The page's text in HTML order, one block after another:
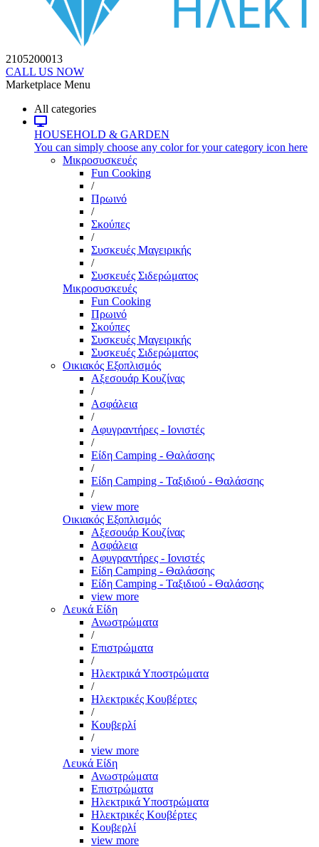
2105200013
CALL US NOW
Marketplace Menu
All categories
HOUSEHOLD & GARDEN
You can simply choose any color for your category icon here
Μικροσυσκευές
Fun Cooking
/
Πρωινό
/
Σκούπες
/
Συσκευές Μαγειρικής
/
Συσκευές Σιδερώματος
Μικροσυσκευές
Fun Cooking
Πρωινό
Σκούπες
Συσκευές Μαγειρικής
Συσκευές Σιδερώματος
Οικιακός Εξοπλισμός
Αξεσουάρ Κουζίνας
/
Ασφάλεια
/
Αφυγραντήρες - Ιονιστές
/
Είδη Camping - Θαλάσσης
/
Είδη Camping - Ταξιδιού - Θαλάσσης
/
view more
Οικιακός Εξοπλισμός
Αξεσουάρ Κουζίνας
Ασφάλεια
Αφυγραντήρες - Ιονιστές
Είδη Camping - Θαλάσσης
Είδη Camping - Ταξιδιού - Θαλάσσης
view more
Λευκά Είδη
Ανωστρώματα
/
Επιστρώματα
/
Ηλεκτρικά Υποστρώματα
/
Ηλεκτρικές Κουβέρτες
/
Κουβερλί
/
view more
Λευκά Είδη
Ανωστρώματα
Επιστρώματα
Ηλεκτρικά Υποστρώματα
Ηλεκτρικές Κουβέρτες
Κουβερλί
view more